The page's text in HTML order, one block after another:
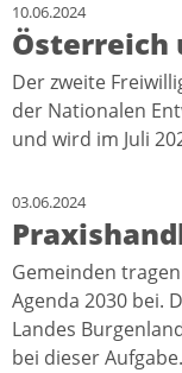
10.06.2024
Österreich
Der zweite
der Nationalen
und wird im Juli
03.06.2024
Gemeinden
Agenda 2030 bei.
Landes
bei dieser Aufgabe.